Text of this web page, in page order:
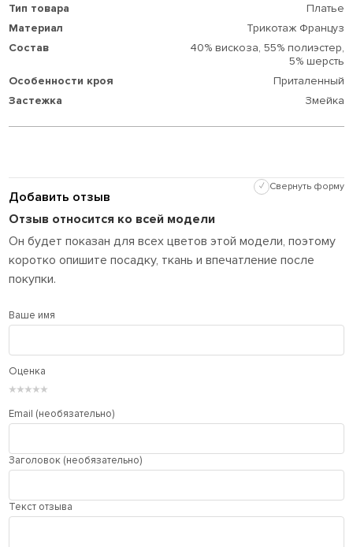
Тип товара
Платье
Материал
Трикотаж Француз
Состав
40% вискоза, 55% полиэстер,
5% шерсть
Особенности кроя
Приталенный
Застежка
Змейка
Добавить отзыв
✓ Свернуть форму
Отзыв относится ко всей модели
Он будет показан для всех цветов этой модели, поэтому
коротко опишите посадку, ткань и впечатление после
покупки.
Ваше имя
Оценка
★
★
★
★
★
Email (необязательно)
Заголовок (необязательно)
Текст отзыва